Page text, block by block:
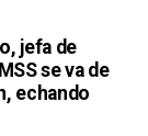
jefa de
se va de
echando